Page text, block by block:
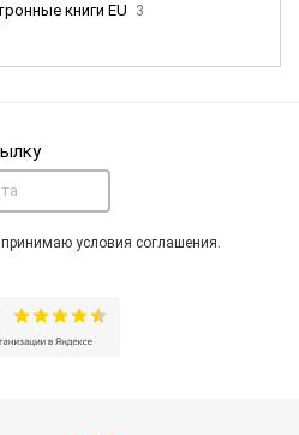
книги EU 3
условия соглашения.